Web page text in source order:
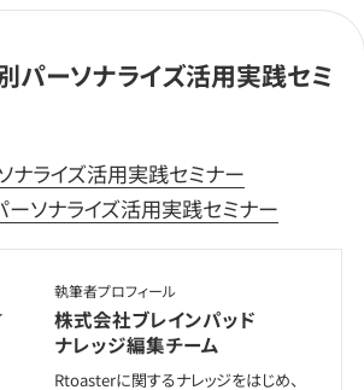
パーソナライズ活用実践セミ
ナライズ活用実践セミナー
ーソナライズ活用実践セミナー
執筆者プロフィール
株式会社ブレインパッド
ナレッジ編集チーム
Rtoasterに関するナレッジをはじめ、